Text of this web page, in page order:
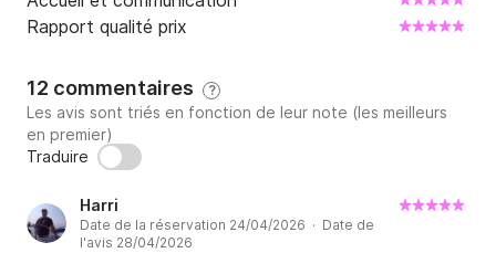
Rapport qualité prix
12 commentaires ?
Les avis sont triés en fonction de leur note (les meilleurs
en premier)
Traduire
Harri
Date de la réservation 24/04/2026 · Date de
l'avis 28/04/2026